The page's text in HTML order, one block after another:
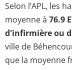
Selon l’APL, les
moyenne à 76.9
d'infirmière ou
ville de
que la moyenne